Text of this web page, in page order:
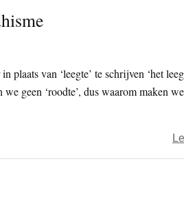
plaats van ‘leegte’ te schrijven ‘het
geen ‘roodte’, dus waarom maken